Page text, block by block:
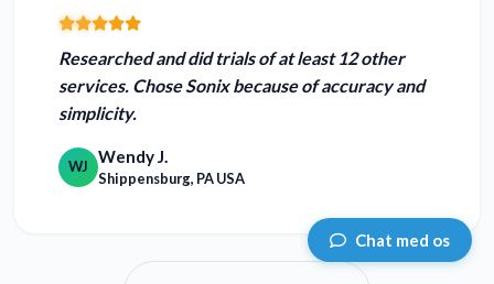
Researched and did trials of at least 12 other
services. Chose Sonix because ofaccuracy and
simplicity.
WJ Wendy J.
Shippensburg, PA USA
Chat med os